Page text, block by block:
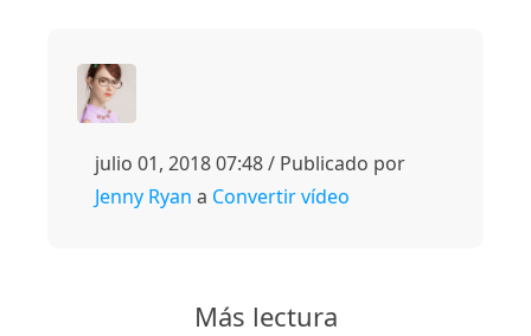
julio 01, 2018 07:48 / Publicado por
Jenny Ryan a Convertir vídeo
Más lectura